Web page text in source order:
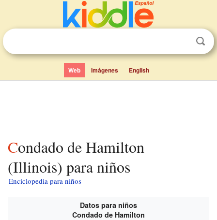
Web Imágenes English
Condado de Hamilton
(Illinois) para niños
Enciclopedia para niños
Datos para niños
Condado de Hamilton